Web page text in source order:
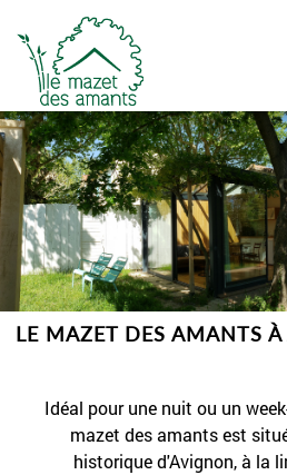
LE MAZET DES AMANTS
Idéal pour une nuit ou un
mazet des amants est
historique d'Avignon, à la